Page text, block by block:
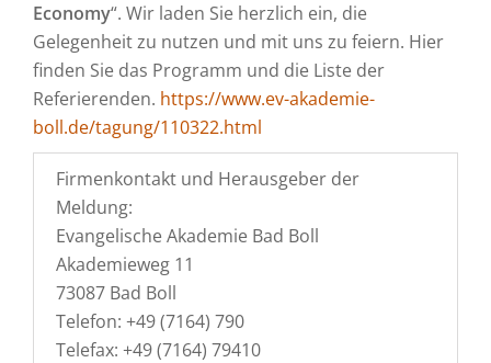
Economy“. Wir laden Sie herzlich ein, die
Gelegenheit zu nutzen und mit uns zu feiern. Hier
finden Sie das Programm und die Liste der
Referierenden. https://www.ev-akademie-
boll.de/tagung/110322.html
Firmenkontakt und Herausgeber der
Meldung:
Evangelische Akademie Bad Boll
Akademieweg 11
73087 Bad Boll
Telefon: +49 (7164) 790
Telefax: +49 (7164) 79410